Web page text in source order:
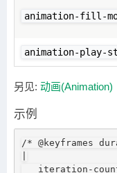
animation-fill-
animation-play-
另见: 动画(Animation)
示例
/* @keyframes